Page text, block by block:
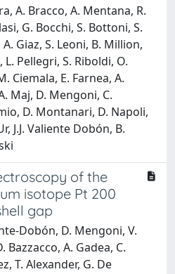
A. Bracco, A. Mentana, R.
G. Bocchi, S. Bottoni, S.
Giaz, S. Leoni, B. Million,
Pellegri, S. Riboldi, O.
Ciemala, E. Farnea, A.
Maj, D. Mengoni, C.
D. Montanari, D. Napoli,
J.J. Valiente Dobón, B.
of the
isotope Pt 200
gap
Dobón, D. Mengoni, V.
A. Gadea, C.
T. Alexander, G. De